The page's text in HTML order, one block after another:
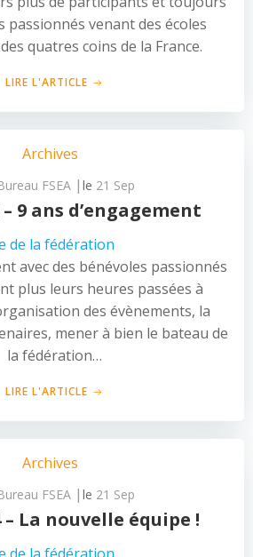
passionnés venant des écoles
quatres coins de la France.
LIRE L'ARTICLE
Archives
FSEA | le 21 Sep
– 9 ans d’engagement
de la fédération
avec des bénévoles passionnés
plus leurs heures passées à
des évènements, la
mener à bien le bateau de
la fédération…
LIRE L'ARTICLE
Archives
FSEA | le 21 Sep
– La nouvelle équipe !